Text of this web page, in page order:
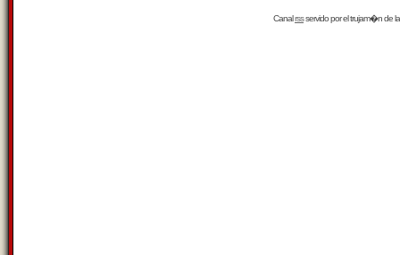
Canalrssservido por eltrujam�nde